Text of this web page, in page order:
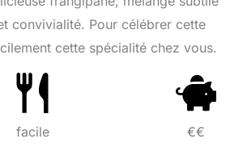
convivialité. Pour célébrer cette
cette spécialité chez vous.
facile €€